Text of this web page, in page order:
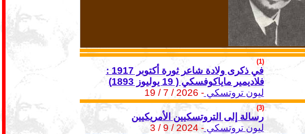
(1)
في ذكرى ولادة شاعر ثورة أكتوبر 1917 :
فلاديمير ماياكوفسكي ( 19 يوليوز 1893)
ليون تروتسكي- 2026 / 7 / 19
(3)
رسالة إلى التروتسكيين الأمريكيين
ليون تروتسكي- 2024 / 9 / 3